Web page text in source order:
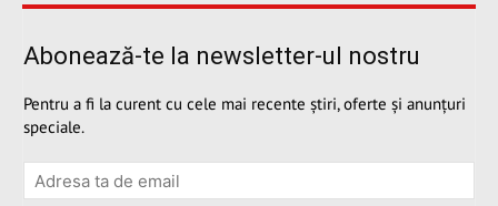
Abonează-te la newsletter-ul nostru
Pentru a fi la curent cu cele mai recente știri, oferte și anunțuri
speciale.